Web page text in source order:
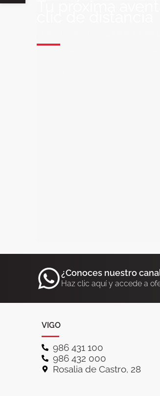
¿Conoces nuestro
Haz clic aquí y accede a
VIGO
986 431 100
986 432 000
Rosalia de Castro, 28